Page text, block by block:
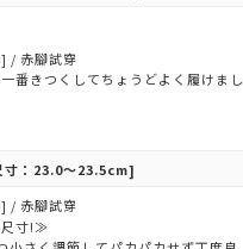
/ 赤腳試穿
番きつくしてちょうどよく履けまし
寸：23.0～23.5cm]
/ 赤腳試穿
寸!≫